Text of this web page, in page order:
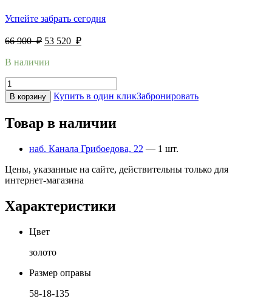
Успейте забрать сегодня
66 900₽ 53 520 ₽
В наличии
В корзину Купить в один кликЗабронировать
Товар в наличии
наб. Канала Грибоедова, 22 — 1 шт.
Цены, указанные на сайте, действительны только для
интернет-магазина
Характеристики
Цвет
золото
Размер оправы
58-18-135